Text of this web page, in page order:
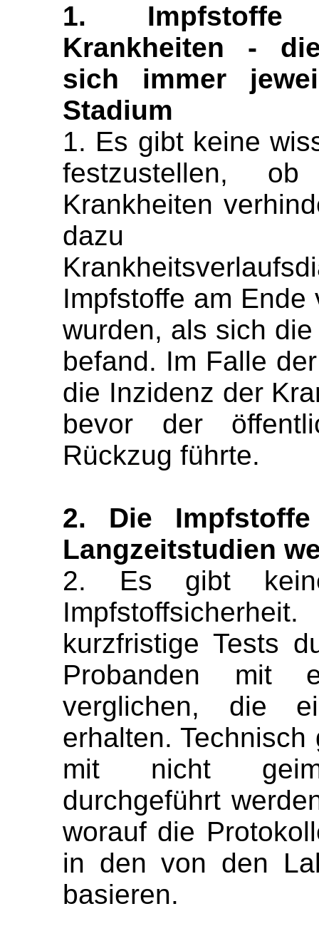
1. Impfstoffe
Krankheiten -
sich immer
Stadium
1. Es gibt keine
festzustellen,
Krankheiten
dazu
Impfstoffe am
wurden, als sich
befand. Im Falle
die Inzidenz der
bevor der
Rückzug führte.
2. Die
Langzeitstudien
2. Es gibt
kurzfristige Tests
Probanden mit
verglichen, die
erhalten.
mit nicht
durchgeführt
worauf die
in den von den
basieren.